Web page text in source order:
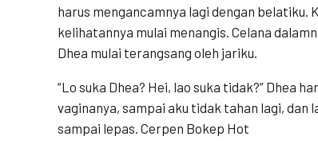
harus mengancamnya lagi dengan belatiku.
kelihatannya mulai menangis. Celana
Dhea mulai terangsang oleh jariku.
“Lo suka Dhea? Hei, lao suka tidak?” Dhea
vaginanya, sampai aku tidak tahan lagi, dan
sampai lepas. Cerpen Bokep Hot